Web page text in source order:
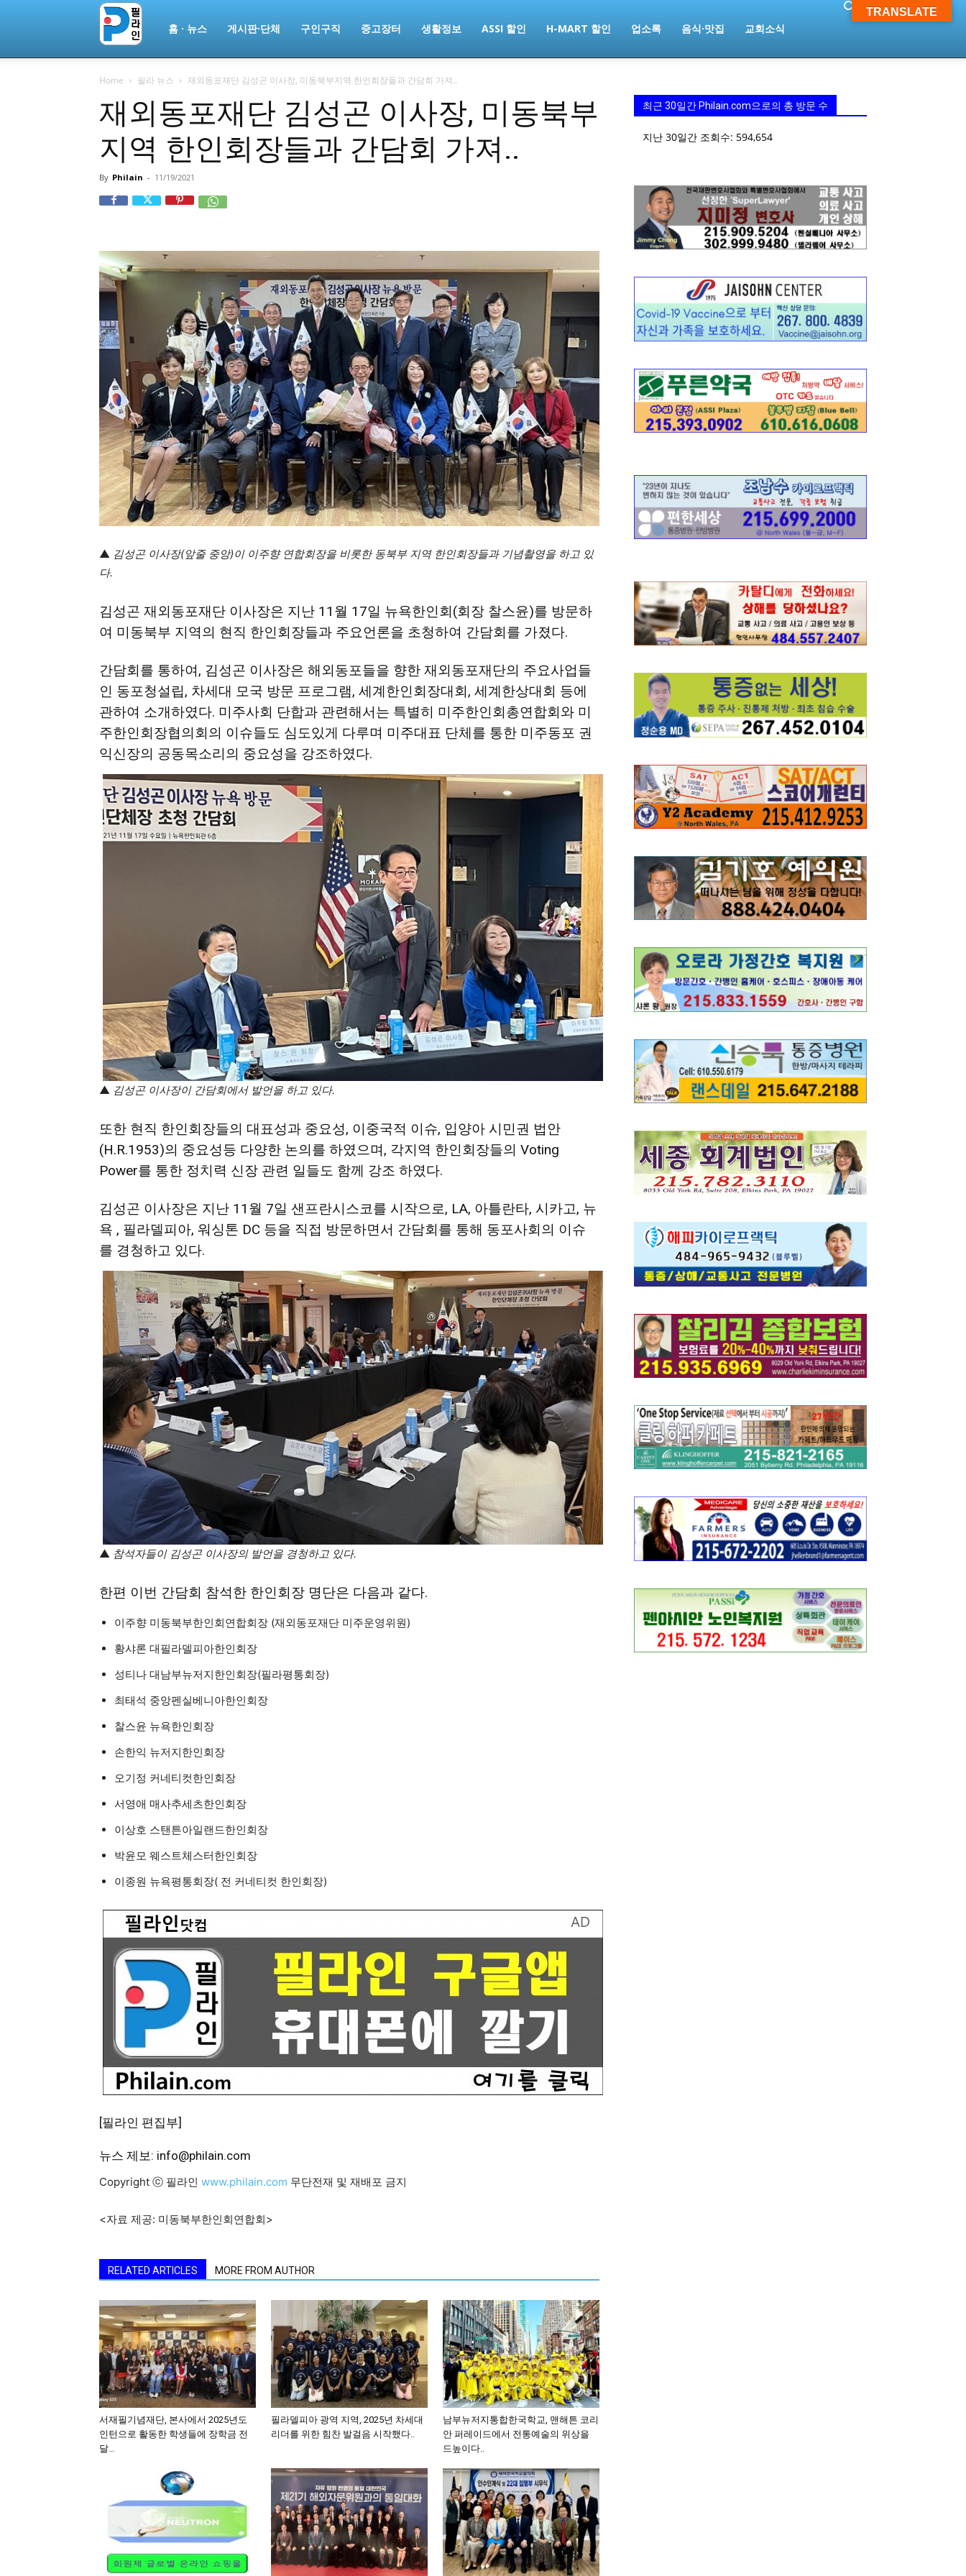
라
ￜ
필
지
역
한
생
정
보
은
(PA/NJ/DE)
홈 · 뉴스 게시판·단체 구인구직 중고장터 생활정보 ASSI 할인 H-MART 할인 업소록 음식·맛집 교회소식
Home 필라 뉴스 재외동포재단 김성곤 이사장, 미동북부지역 한인회장들과 간담회 가져..
재외동포재단 김성곤 이사장, 미동북부
지역 한인회장들과 간담회 가져..
By Philain - 11/19/2021
▲ 김성곤 이사장(앞줄 중앙)이 이주향 연합회장을 비롯한 동북부 지역 한인회장들과 기념촬영을 하고 있
다.
김성곤 재외동포재단 이사장은 지난 11 월 17일 뉴욕한인회(회장 찰스윤)를 방문하
여 미동북부 지역의 현직 한인회장들과 주요언론을 초청하여 간담회를 가졌다.
간담회를 통하여, 김성곤 이사장은 해외동포들을 향한 재외동포재단의 주요사업들
인 동포청설립, 차세대 모국 방문 프로그램, 세계한인회장대회, 세계한상대회 등에
관하여 소개하였다. 미주사회 단합과 관련해서는 특별히 미주한인회총연합회와 미
주한인회장협의회의 이슈들도 심도있게 다루며 미주대표 단체를 통한 미주동포 권
익신장의 공동목소리의 중요성을 강조하였다.
▲ 김성곤 이사장이 간담회에서 발언을 하고 있다.
또한 현직 한인회장들의 대표성과 중요성, 이중국적 이슈, 입양아 시민권 법안
(H.R.1953)의 중요성등 다양한 논의를 하였으며, 각지역 한인회장들의 Voting
Power를 통한 정치력 신장 관련 일들도 함께 강조 하였다.
김성곤 이사장은 지난 11 월 7일 샌프란시스코를 시작으로, LA, 아틀란타, 시카고, 뉴
욕 , 필라델피아, 워싱톤 DC 등을 직접 방문하면서 간담회를 통해 동포사회의 이슈
를 경청하고 있다.
▲ 참석자들이 김성곤 이사장의 발언을 경청하고 있다.
한편 이번 간담회 참석한 한인회장 명단은 다음과 같다.
이주향 미동북부한인회연합회장 (재외동포재단 미주운영위원)
황샤론 대필라델피아한인회장
성티나 대남부뉴저지한인회장(필라평통회장)
최태석 중앙펜실베니아한인회장
찰스윤 뉴욕한인회장
손한익 뉴저지한인회장
오기정 커네티컷한인회장
서영애 매사추세츠한인회장
이상호 스탠튼아일랜드한인회장
박윤모 웨스트체스터한인회장
이종원 뉴욕평통회장( 전 커네티컷 한인회장)
[필라인 편집부]
뉴스 제보: info@philain.com
Copyright ⓒ 필라인 www.philain.com 무단전재 및 재배포 금지
<자료 제공: 미동북부한인회연합회>
RELATED ARTICLES MORE FROM AUTHOR
서재필기념재단, 본사에서 2025년도
인턴으로 활동한 학생들에 장학금 전
달…
필라델피아 광역 지역, 2025년 차세대
리더를 위한 힘찬 발걸음 시작했다..
남부뉴저지통합한국학교, 맨해튼 코리
안 퍼레이드에서 전통예술의 위상을
드높이다..
최근 30일간 Philain.com으로의 총 방문 수
지난 30일간 조회수: 594,654
TRANSLATE